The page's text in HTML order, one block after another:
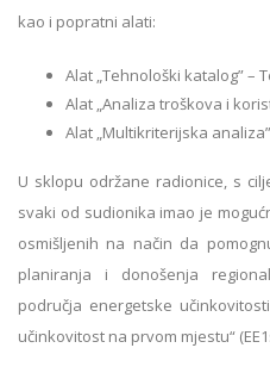
kao i popratni alati:
Alat „Tehnološki katalog” –
Alat „Analiza troškova i
Alat „Multikriterijska
U sklopu održane radionice, s
svaki od sudionika imao je
osmišljenih na način da
planiranja i donošenja
područja energetske
učinkovitost na prvom mjestu“